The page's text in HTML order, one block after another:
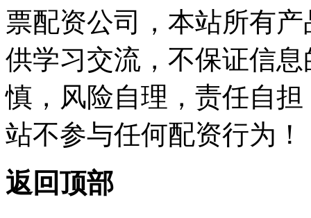
票配资公司，本站所有
供学习交流，不保证信
慎，风险自理，责任自
站不参与任何配资行为！
返回顶部